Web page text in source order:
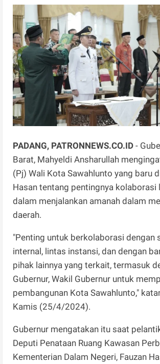
PADANG, PATRONNEWS.CO.ID -
Barat, Mahyeldi Ansharullah
(Pj) Wali Kota Sawahlunto yang baru
Hasan tentang pentingnya kolaborasi
dalam menjalankan amanah dalam
daerah.
"Penting untuk berkolaborasi dengan
internal, lintas instansi, dan dengan
pihak lainnya yang terkait, termasuk
Gubernur, Wakil Gubernur untuk
pembangunan Kota Sawahlunto,"
Kamis (25/4/2024).
Gubernur mengatakan itu saat
Deputi Penataan Ruang Kawasan
Kementerian Dalam Negeri, Fauzan